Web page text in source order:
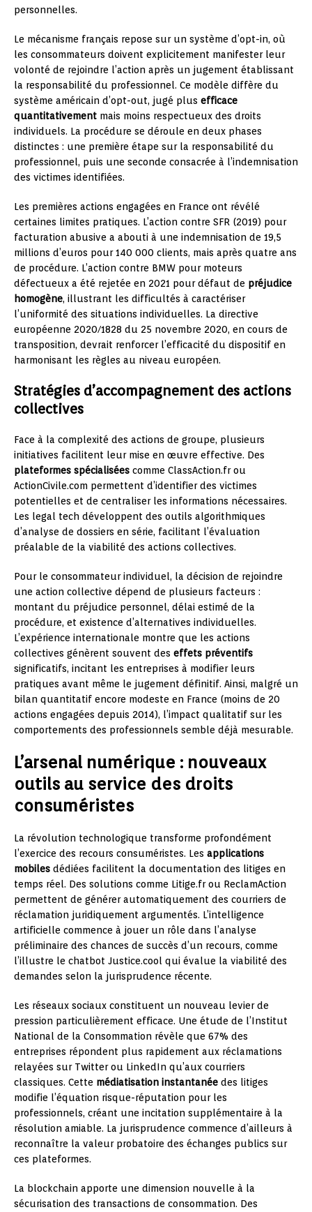
personnelles.
Le mécanisme français repose sur un système d’opt-in, où
les consommateurs doivent explicitement manifester leur
volonté de rejoindre l’action après un jugement établissant
la responsabilité du professionnel. Ce modèle diffère du
système américain d’opt-out, jugé plus efficace
quantitativement mais moins respectueux des droits
individuels. La procédure se déroule en deux phases
distinctes : une première étape sur la responsabilité du
professionnel, puis une seconde consacrée à l’indemnisation
des victimes identifiées.
Les premières actions engagées en France ont révélé
certaines limites pratiques. L’action contre SFR (2019) pour
facturation abusive a abouti à une indemnisation de 19,5
millions d’euros pour 140 000 clients, mais après quatre ans
de procédure. L’action contre BMW pour moteurs
défectueux a été rejetée en 2021 pour défaut de préjudice
homogène, illustrant les difficultés à caractériser
l’uniformité des situations individuelles. La directive
européenne 2020/1828 du 25 novembre 2020, en cours de
transposition, devrait renforcer l’efficacité du dispositif en
harmonisant les règles au niveau européen.
Stratégies d’accompagnement des actions
collectives
Face à la complexité des actions de groupe, plusieurs
initiatives facilitent leur mise en œuvre effective. Des
plateformes spécialisées comme ClassAction.fr ou
ActionCivile.com permettent d’identifier des victimes
potentielles et de centraliser les informations nécessaires.
Les legal tech développent des outils algorithmiques
d’analyse de dossiers en série, facilitant l’évaluation
préalable de la viabilité des actions collectives.
Pour le consommateur individuel, la décision de rejoindre
une action collective dépend de plusieurs facteurs :
montant du préjudice personnel, délai estimé de la
procédure, et existence d’alternatives individuelles.
L’expérience internationale montre que les actions
collectives génèrent souvent des effets préventifs
significatifs, incitant les entreprises à modifier leurs
pratiques avant même le jugement définitif. Ainsi, malgré un
bilan quantitatif encore modeste en France (moins de 20
actions engagées depuis 2014), l’impact qualitatif sur les
comportements des professionnels semble déjà mesurable.
L’arsenal numérique : nouveaux
outils au service des droits
consuméristes
La révolution technologique transforme profondément
l’exercice des recours consuméristes. Les applications
mobiles dédiées facilitent la documentation des litiges en
temps réel. Des solutions comme Litige.fr ou ReclamAction
permettent de générer automatiquement des courriers de
réclamation juridiquement argumentés. L’intelligence
artificielle commence à jouer un rôle dans l’analyse
préliminaire des chances de succès d’un recours, comme
l’illustre le chatbot Justice.cool qui évalue la viabilité des
demandes selon la jurisprudence récente.
Les réseaux sociaux constituent un nouveau levier de
pression particulièrement efficace. Une étude de l’Institut
National de la Consommation révèle que 67% des
entreprises répondent plus rapidement aux réclamations
relayées sur Twitter ou LinkedIn qu’aux courriers
classiques. Cette médiatisation instantanée des litiges
modifie l’équation risque-réputation pour les
professionnels, créant une incitation supplémentaire à la
résolution amiable. La jurisprudence commence d’ailleurs à
reconnaître la valeur probatoire des échanges publics sur
ces plateformes.
La blockchain apporte une dimension nouvelle à la
sécurisation des transactions de consommation. Des